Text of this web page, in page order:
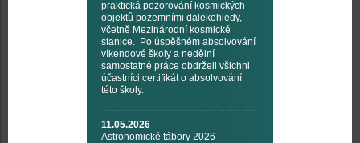
praktická pozorování kosmických
objektů pozemními dalekohledy,
včetně Mezinárodní kosmické
stanice. Po úspěšném absolvování
víkendové školy a nedělní
samostatné práce obdrželi všichni
účastníci certifikát o absolvování
této školy.
11.05.2026
Astronomické tábory 2026